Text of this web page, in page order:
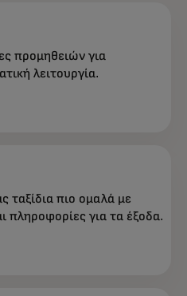
προμηθειών για
λειτουργία.
ταξίδια πιο ομαλά με
πληροφορίες για τα έξοδα.